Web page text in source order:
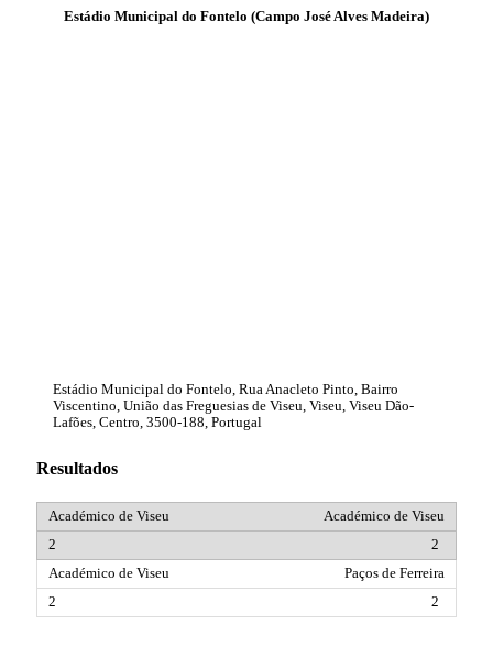
Estádio Municipal do Fontelo (Campo José Alves Madeira)
Estádio Municipal do Fontelo, Rua Anacleto Pinto, Bairro
Viscentino, União das Freguesias de Viseu, Viseu, Viseu Dão-
Lafões, Centro, 3500-188, Portugal
Resultados
Académico de Viseu
2
Paços de Ferreira
2